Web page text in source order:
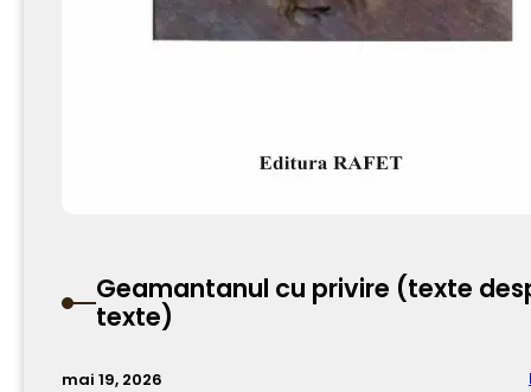
Geamantanul cu privire (texte
texte)
mai 19, 2026